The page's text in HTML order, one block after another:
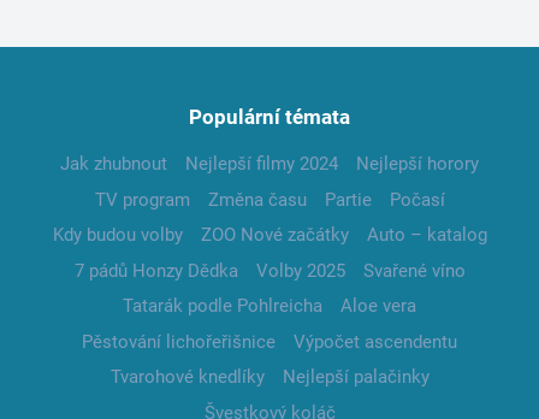
Populární témata
Jak zhubnout Nejlepší filmy 2024
Nejlepší horory
TV program
Změna času Partie
Počasí
Kdy budou volby
ZOO Nové začátky
Auto – katalog
7 pádů Honzy Dědka
Volby 2025
Svařené víno
Tatarák podle Pohlreicha
Aloe vera
Pěstování lichořeřišnice
Výpočet ascendentu
Tvarohové knedlíky
Nejlepší palačinky
Švestkový koláč